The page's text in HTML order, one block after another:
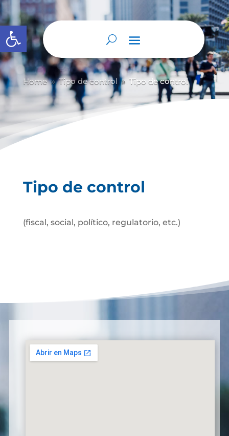
Abrir barra de herramientas
Home 9 Tipo de control 9 Tipo de control
Tipo de control
(fiscal, social, político, regulatorio, etc.)